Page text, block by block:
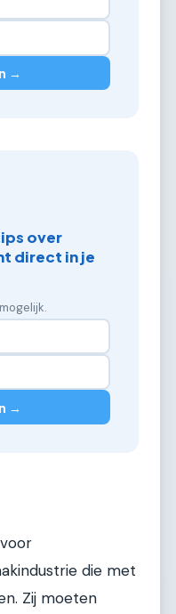
→
over
direct in je
→
die met
Zij moeten